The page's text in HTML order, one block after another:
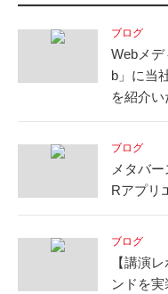
ブログ
Webメ
b」に当
を紹介
ブログ
メタバ
Rアプリ
ブログ
【講演
ンドを実